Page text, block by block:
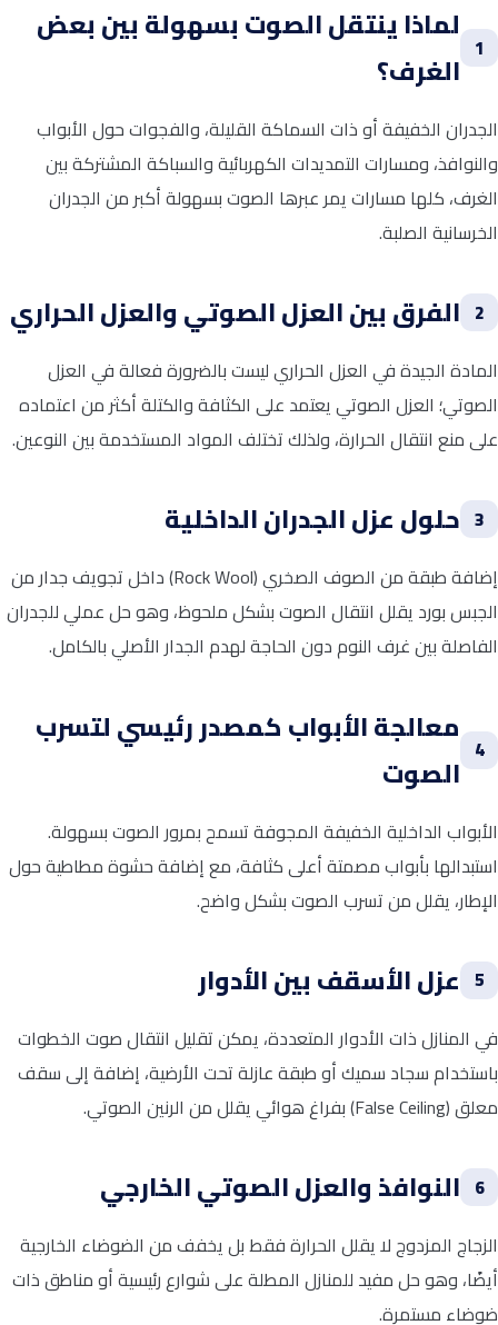
1 لماذا ينتقل الصوت بسهولة بين بعض
الغرف؟
الجدران الخفيفة أو ذات السماكة القليلة، والفجوات حول الأبواب
والنوافذ، ومسارات التمديدات الكهربائية والسباكة المشتركة بين
الغرف، كلها مسارات يمر عبرها الصوت بسهولة أكبر من الجدران
الخرسانية الصلبة.
2 الفرق بين العزل الصوتي والعزل الحراري
المادة الجيدة في العزل الحراري ليست بالضرورة فعالة في العزل
الصوتي؛ العزل الصوتي يعتمد على الكثافة والكتلة أكثر من اعتماده
على منع انتقال الحرارة، ولذلك تختلف المواد المستخدمة بين النوعين.
3 حلول عزل الجدران الداخلية
إضافة طبقة من الصوف الصخري (Rock Wool) داخل تجويف جدار من
الجبس بورد يقلل انتقال الصوت بشكل ملحوظ، وهو حل عملي للجدران
الفاصلة بين غرف النوم دون الحاجة لهدم الجدار الأصلي بالكامل.
4 معالجة الأبواب كمصدر رئيسي لتسرب
الصوت
الأبواب الداخلية الخفيفة المجوفة تسمح بمرور الصوت بسهولة.
استبدالها بأبواب مصمتة أعلى كثافة، مع إضافة حشوة مطاطية حول
الإطار، يقلل من تسرب الصوت بشكل واضح.
5 عزل الأسقف بين الأدوار
في المنازل ذات الأدوار المتعددة، يمكن تقليل انتقال صوت الخطوات
باستخدام سجاد سميك أو طبقة عازلة تحت الأرضية، إضافة إلى سقف
معلق (False Ceiling) بفراغ هوائي يقلل من الرنين الصوتي.
6 النوافذ والعزل الصوتي الخارجي
الزجاج المزدوج لا يقلل الحرارة فقط بل يخفف من الضوضاء الخارجية
أيضًا، وهو حل مفيد للمنازل المطلة على شوارع رئيسية أو مناطق ذات
ضوضاء مستمرة.